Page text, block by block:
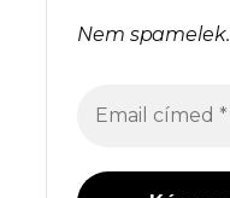
Nem spamelek.